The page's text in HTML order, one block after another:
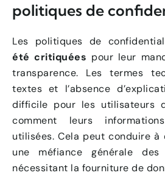
politiques de
Les politiques de
été critiquées pour leur
transparence. Les termes
textes et l’absence
difficile pour les utilisateurs
comment leurs
utilisées. Cela peut conduire
une méfiance générale
nécessitant la fourniture de